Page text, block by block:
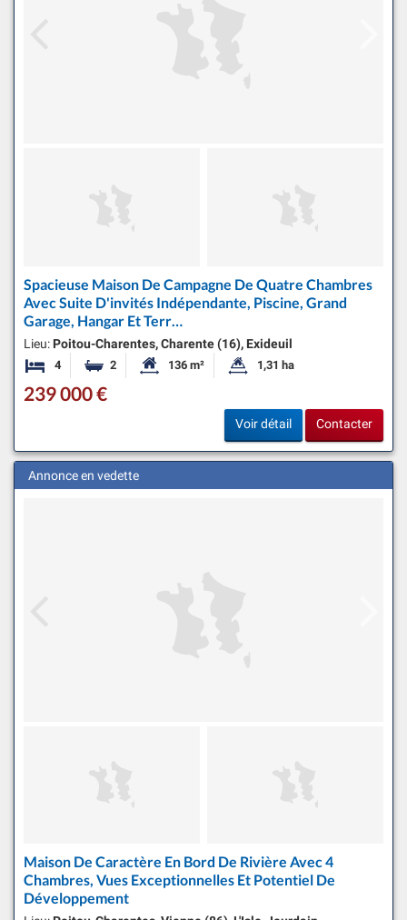
Spacieuse Maison De Campagne De Quatre Chambres
Avec Suite D'invités Indépendante, Piscine, Grand
Garage, Hangar Et Terr…
Lieu: Poitou-Charentes, Charente (16), Exideuil
4 Chambres
2 Salles de bainsSurface habitable:
136 m² Superficie du terrain:
1,31 ha
239 000 €
Voir détail Contacter
Annonce en vedette
Maison De Caractère En Bord De Rivière Avec 4
Chambres, Vues Exceptionnelles Et Potentiel De
Développement